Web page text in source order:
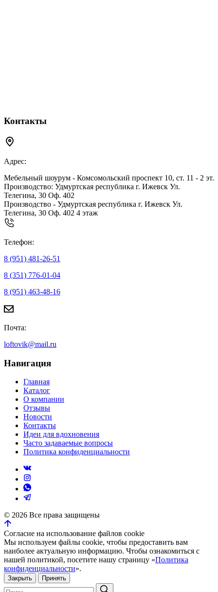
Контакты
Адрес:
Мебельный шоурум - Комсомольский проспект 10, ст. 11 - 2 эт.
Производство: Удмуртская республика г. Ижевск Ул.
Телегина, 30 Оф. 402
Производство - Удмуртская республика г. Ижевск Ул.
Телегина, 30 Оф. 402 4 этаж
Телефон:
8 (951) 481-26-51
8 (351) 776-01-04
8 (951) 463-48-16
Почта:
loftovik@mail.ru
Навигация
Главная
Каталог
О компании
Отзывы
Новости
Контакты
Идеи для вдохновения
Часто задаваемые вопросы
Политика конфиденциальности
© 2026 Все права защищены
Согласие на использование файлов cookie
Мы используем файлы cookie, чтобы предоставить вам
наиболее актуальную информацию. Чтобы ознакомиться с
нашей политикой, посетите нашу страницу «Политика
конфиденциальности».
Закрыть Принять
Искать: